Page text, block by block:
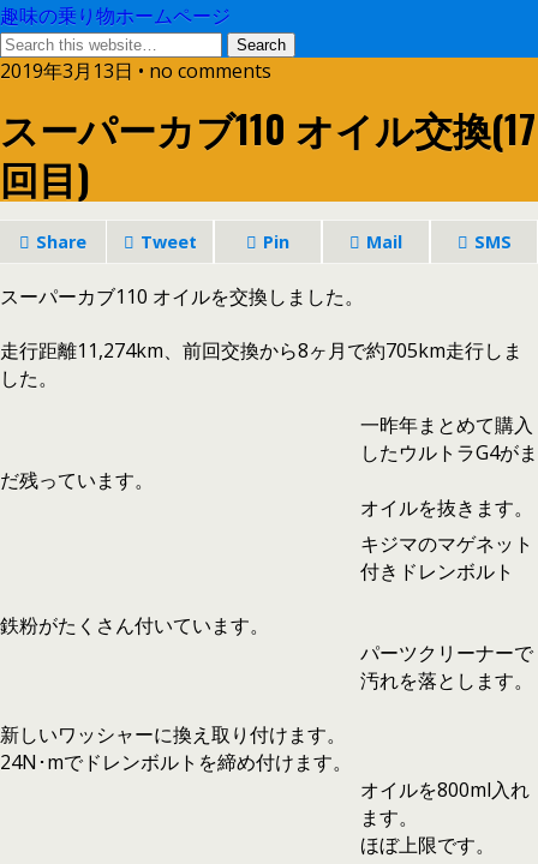
趣味の乗り物ホームページ
2019年3月13日 • no comments
スーパーカブ110 オイル交換(17
回目)
Share Tweet Pin Mail SMS
スーパーカブ110 オイルを交換しました。
走行距離11,274km、前回交換から8ヶ月で約705km走行しま
した。
一昨年まとめて購入
したウルトラG4がま
だ残っています。
オイルを抜きます。
キジマのマゲネット
付きドレンボルト
鉄粉がたくさん付いています。
パーツクリーナーで
汚れを落とします。
新しいワッシャーに換え取り付けます。
24N･mでドレンボルトを締め付けます。
オイルを800ml入れ
ます。
ほぼ上限です。